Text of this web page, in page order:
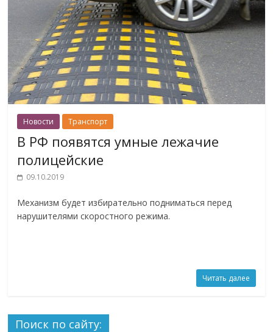
Новости Транспорт
В РФ появятся умные лежачие
полицейские
09.10.2019
Механизм будет избирательно подниматься перед
нарушителями скоростного режима.
Читать далее
Поиск по сайту: